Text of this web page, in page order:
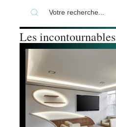
Les incontournables